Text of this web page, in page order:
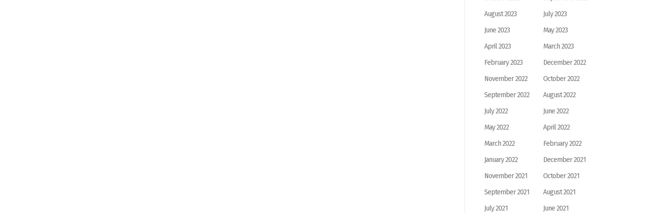
August 2023
July 2023
June 2023
May 2023
April 2023
March 2023
February 2023
December 2022
November 2022
October 2022
September 2022
August 2022
July 2022
June 2022
May 2022
April 2022
March 2022
February 2022
January 2022
December 2021
November 2021
October 2021
September 2021
August 2021
July 2021
June 2021